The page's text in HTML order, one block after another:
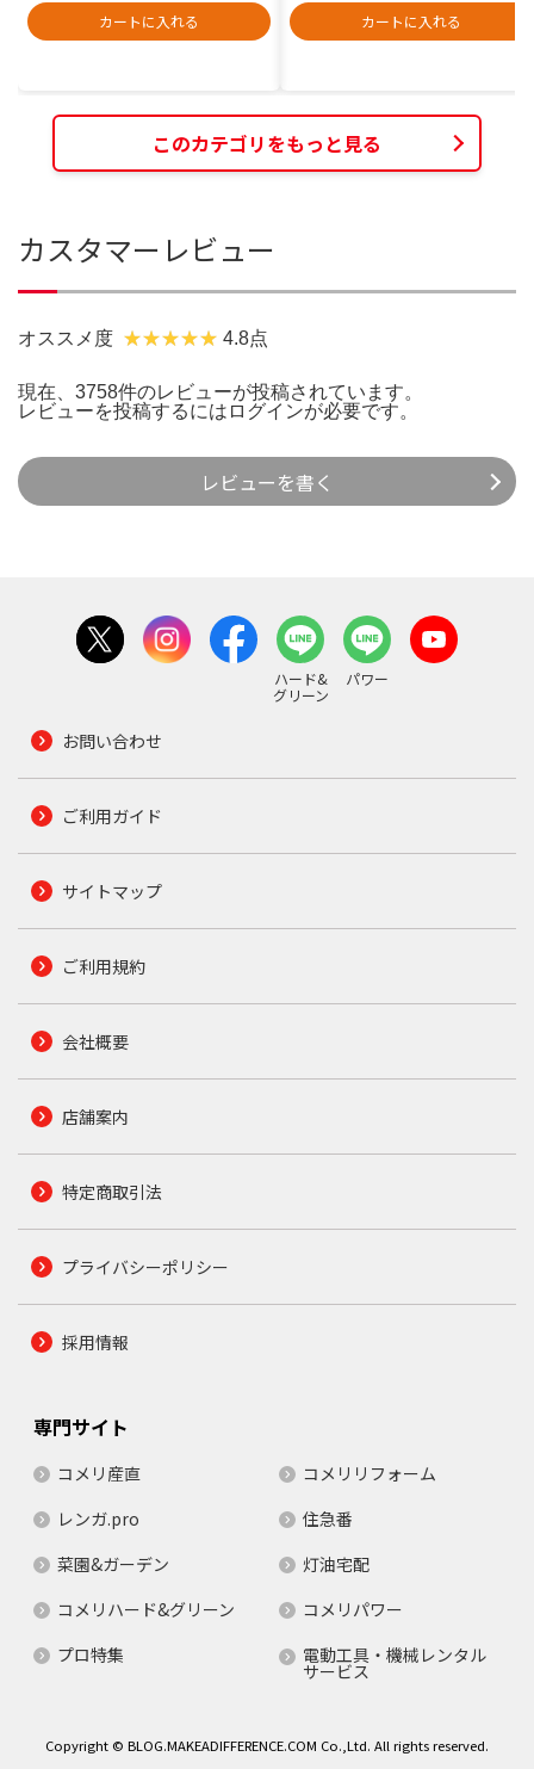
カートに入れる
カートに入れる
このカテゴリをもっと見る
カスタマーレビュー
オススメ度 4.8点
現在、3758件のレビューが投稿されています。
レビューを投稿するには ログインが必要です。
レビューを書く
ハード&
グリーン
パワー
お問い合わせ
ご利用ガイド
サイトマップ
ご利用規約
会社概要
店舗案内
特定商取引法
プライバシーポリシー
採用情報
専門サイト
コメリ産直
コメリリフォーム
レンガ.pro
住急番
菜園&ガーデン
灯油宅配
コメリハード&グリーン
コメリパワー
プロ特集
電動工具・機械レンタル
サービス
Copyright © BLOG.MAKEADIFFERENCE.COM Co.,Ltd. All rights reserved.